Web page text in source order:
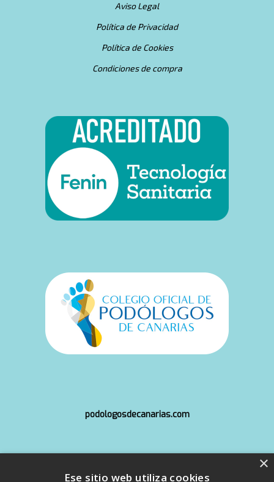
Aviso Legal
Política de Privacidad
Política de Cookies
Condiciones de compra
podologosdecanarias.com
×
Ese sitio web utiliza cookies